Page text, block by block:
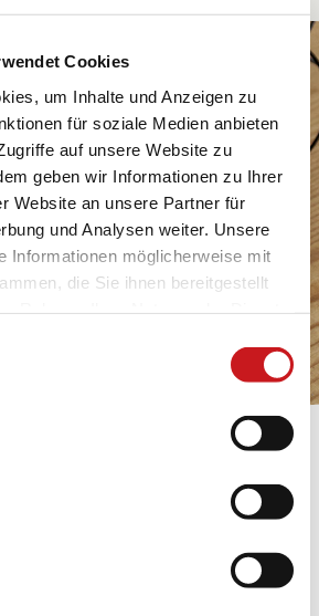
Cookies
um Inhalte und Anzeigen zu
für soziale Medien anbieten
auf unsere Website zu
geben wir Informationen zu Ihrer
Website an unsere Partner für
und Analysen weiter. Unsere
Informationen möglicherweise mit
die Sie ihnen bereitgestellt
mehr darüber, wer wir sind, wie
Daten verarbeiten. Hier geht’s zum